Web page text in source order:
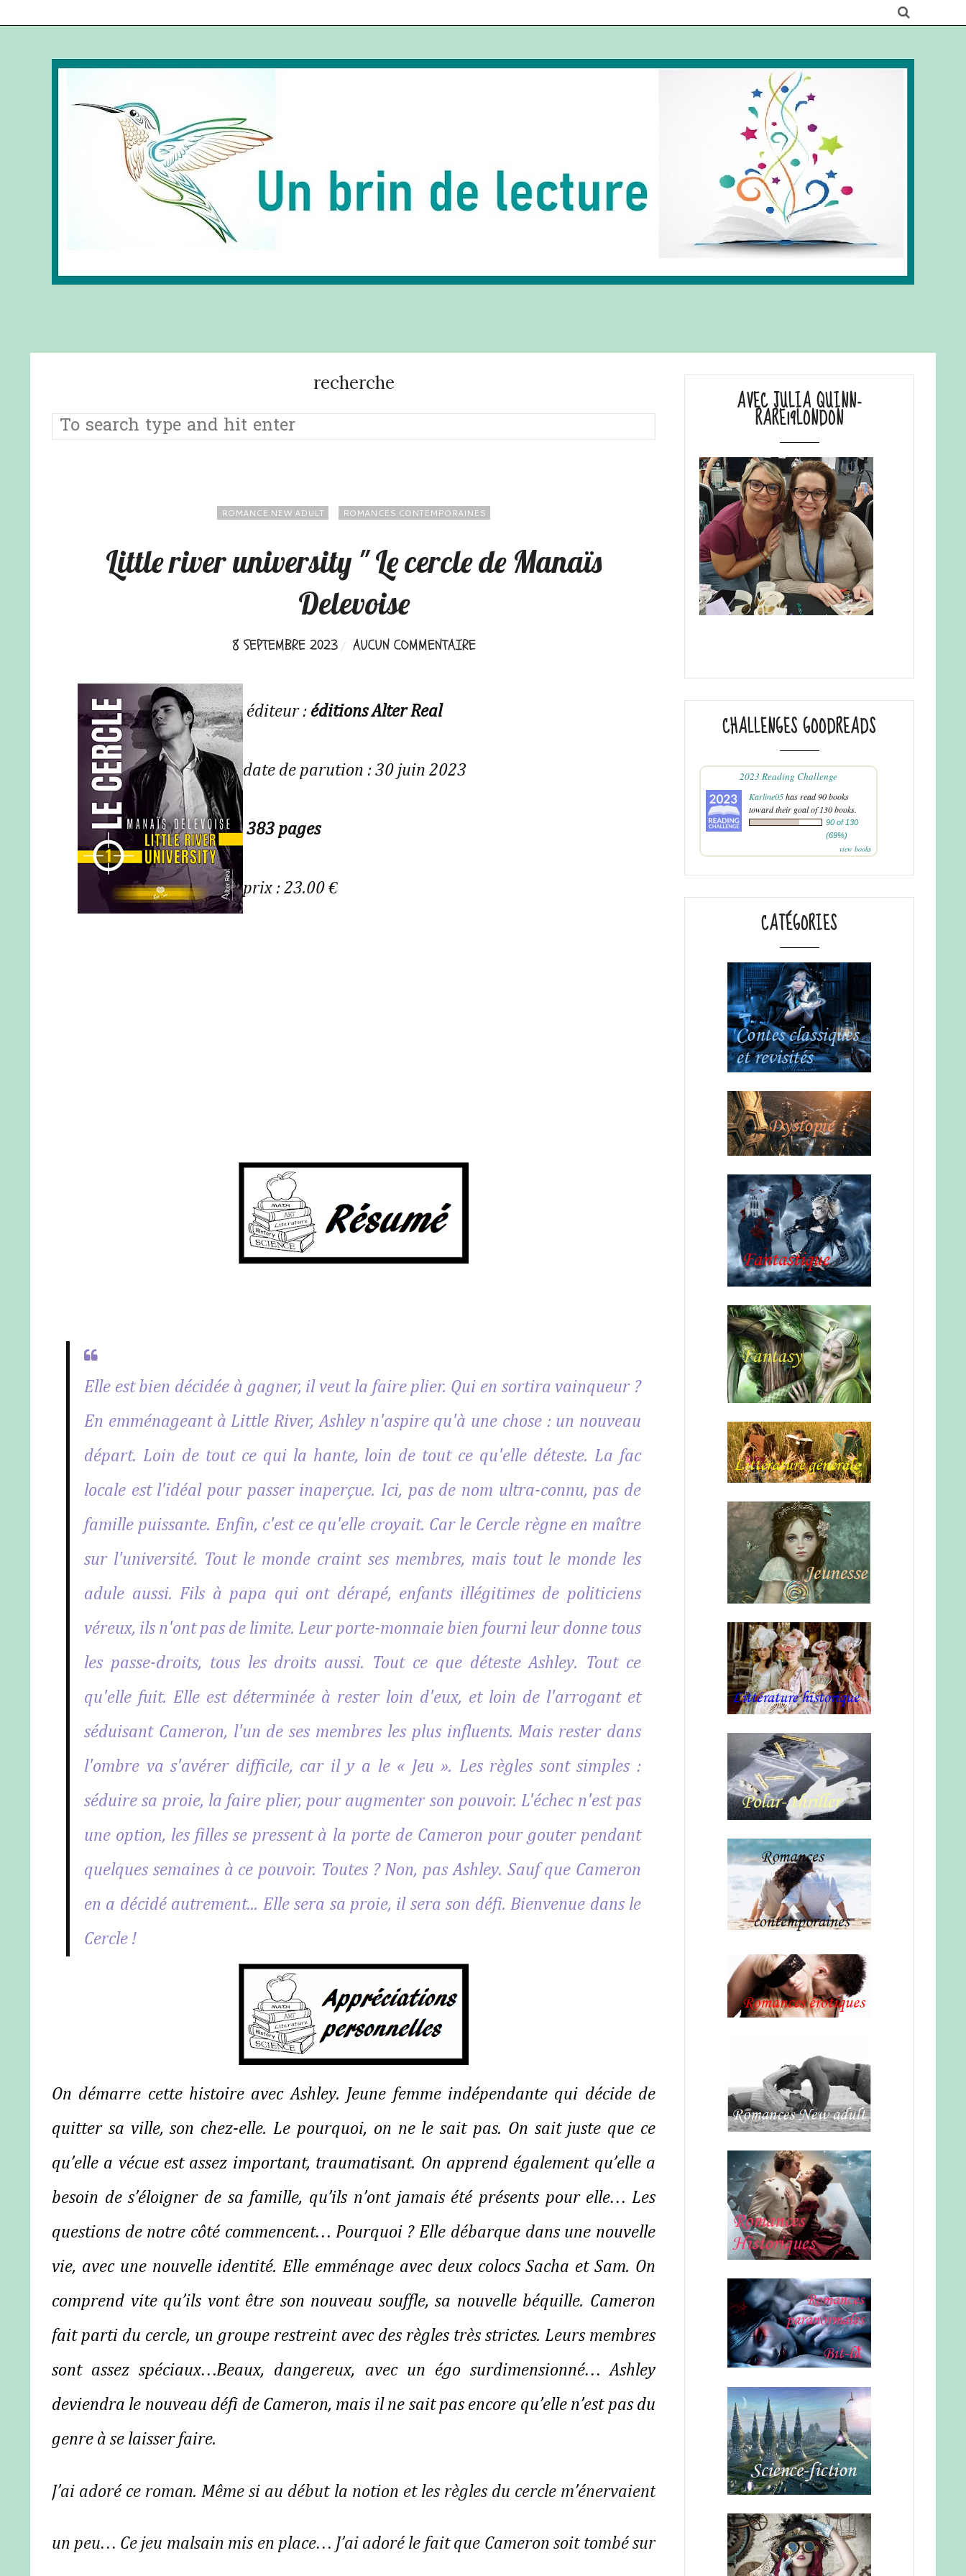
recherche
ROMANCE NEW ADULT ROMANCES CONTEMPORAINES
Little river university " Le cercle de Manaïs
Delevoise
8 SEPTEMBRE 2023 AUCUN COMMENTAIRE
éditeur : éditions Alter Real
date de parution : 30 juin 2023
383 pages
prix : 23.00 €
Elle est bien décidée à gagner, il veut la faire plier. Qui en sortira vainqueur ?
En emménageant à Little River, Ashley n'aspire qu'à une chose : un nouveau
départ. Loin de tout ce qui la hante, loin de tout ce qu'elle déteste. La fac
locale est l'idéal pour passer inaperçue. Ici, pas de nom ultra-connu, pas de
famille puissante. Enfin, c'est ce qu'elle croyait. Car le Cercle règne en maître
sur l'université. Tout le monde craint ses membres, mais tout le monde les
adule aussi. Fils à papa qui ont dérapé, enfants illégitimes de politiciens
véreux, ils n'ont pas de limite. Leur porte-monnaie bien fourni leur donne tous
les passe-droits, tous les droits aussi. Tout ce que déteste Ashley. Tout ce
qu'elle fuit. Elle est déterminée à rester loin d'eux, et loin de l'arrogant et
séduisant Cameron, l'un de ses membres les plus influents. Mais rester dans
l'ombre va s'avérer difficile, car il y a le « Jeu ». Les règles sont simples :
séduire sa proie, la faire plier, pour augmenter son pouvoir. L'échec n'est pas
une option, les filles se pressent à la porte de Cameron pour gouter pendant
quelques semaines à ce pouvoir. Toutes ? Non, pas Ashley. Sauf que Cameron
en a décidé autrement... Elle sera sa proie, il sera son défi. Bienvenue dans le
Cercle !
On démarre cette histoire avec Ashley. Jeune femme indépendante qui décide de
quitter sa ville, son chez-elle. Le pourquoi, on ne le sait pas. On sait juste que ce
qu’elle a vécue est assez important, traumatisant. On apprend également qu’elle a
besoin de s’éloigner de sa famille, qu’ils n’ont jamais été présents pour elle… Les
questions de notre côté commencent… Pourquoi ? Elle débarque dans une nouvelle
vie, avec une nouvelle identité. Elle emménage avec deux colocs Sacha et Sam. On
comprend vite qu’ils vont être son nouveau souffle, sa nouvelle béquille. Cameron
fait parti du cercle, un groupe restreint avec des règles très strictes. Leurs membres
sont assez spéciaux…Beaux, dangereux, avec un égo surdimensionné… Ashley
deviendra le nouveau défi de Cameron, mais il ne sait pas encore qu’elle n’est pas du
genre à se laisser faire.
J’ai adoré ce roman. Même si au début la notion et les règles du cercle m’énervaient
un peu… Ce jeu malsain mis en place… J’ai adoré le fait que Cameron soit tombé sur
AVEC JULIA QUINN-
RARE19LONDON
CHALLENGES GOODREADS
2023 Reading Challenge
Karline05has read 90 books
toward their goal of 130 books.
90 of 130
(69%)
view books
CATÉGORIES